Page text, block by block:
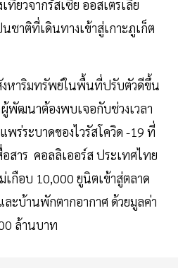
ยวจากรัสเซีย ออสเตรเลีย
ชาติที่เดินทางเข้าสู่เกาะภูเก็ต
งหาริมทรัพย์ในพื้นที่ปรับตัวดีขึ้น
พัฒนาต้องพบเจอกับช่วงเวลา
พร่ระบาดของไวรัสโควิด -19 ที่
สาร คอลลิเออร์ส ประเทศไทย
กือบ 10,000 ยูนิตเข้าสู่ตลาด
ะบ้านพักตากอากาศ ด้วยมูลค่า
ล้านบาท